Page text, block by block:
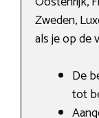
Zweden,
als je op de
De
tot